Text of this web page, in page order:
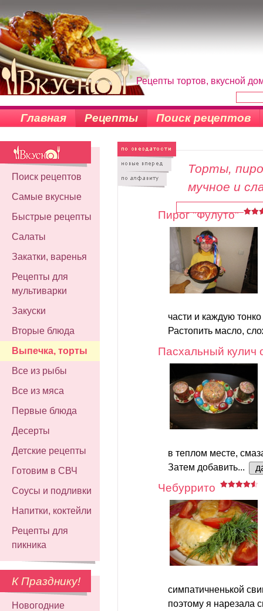
Рецепты тортов, вкусной
Главная Рецепты Поиск рецептов
Поиск рецептов
Самые вкусные
Быстрые рецепты
Салаты
Закатки, варенья
Рецепты для
мультиварки
Закуски
Вторые блюда
Выпечка, торты
Все из рыбы
Все из мяса
Первые блюда
Десерты
Детские рецепты
Готовим в СВЧ
Соусы и подливки
Напитки, коктейли
Рецепты для
пикника
К Празднику!
Новогодние
Торты,
мучное и
Пирог "Фулуто"
части и каждую
Растопить масло,
Пасхальный кулич
в теплом месте,
Затем добавить...
Чебуррито
симпатичненькой
поэтому я нарезала